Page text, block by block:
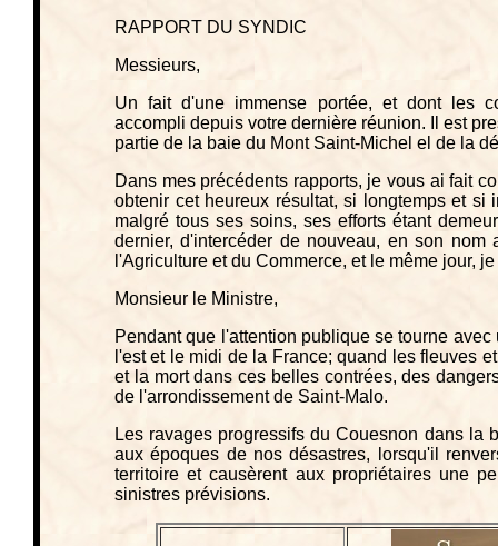
RAPPORT DU SYNDIC
Messieurs,
Un fait d'une immense portée, et dont les
accompli depuis votre dernière réunion. Il est
partie de la baie du Mont Saint-Michel el de la
Dans mes précédents rapports, je vous ai fait
obtenir cet heureux résultat, si longtemps et si
malgré tous ses soins, ses efforts étant
dernier, d'intercéder de nouveau, en son
l'Agriculture et du Commerce, et le même jour,
Monsieur le Ministre,
Pendant que l'attention publique se tourne
l'est et le midi de la France; quand les fleuves
et la mort dans ces belles contrées, des
de l'arrondissement de Saint-Malo.
Les ravages progressifs du Couesnon dans
aux époques de nos désastres, lorsqu'il
territoire et causèrent aux propriétaires une
sinistres prévisions.